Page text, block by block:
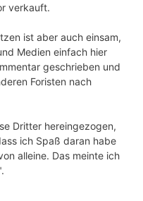
verkauft.
ist aber auch einsam,
Medien einfach hier
geschrieben und
Foristen nach
Dritter hereingezogen,
ich Spaß daran habe
alleine. Das meinte ich